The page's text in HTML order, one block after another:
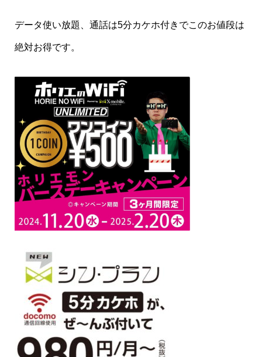
データ使い放題、通話は5分カケホ付きでこのお値段は
絶対お得です。